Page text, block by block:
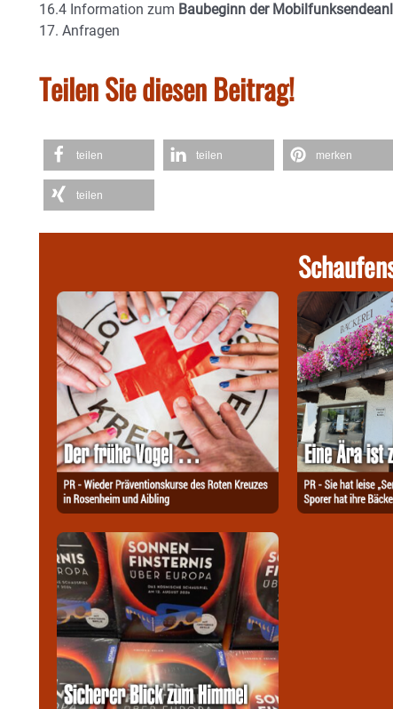
16.4 Information zum Baubeginn der
17. Anfragen
Teilen Sie diesen Beitrag!
teilen teilen merken
teilen